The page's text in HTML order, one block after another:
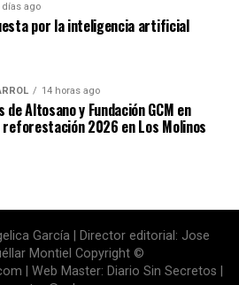
días ago
por la inteligencia artificial
14 horas ago
de Altosano y Fundación GCM en
reforestación 2026 en Los Molinos
García | Director editorial: Jose
Montiel Copyright ©
| Web Master: Diario Sin Secretos |